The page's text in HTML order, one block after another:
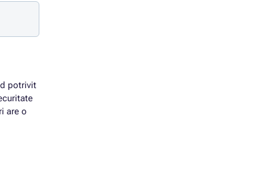
potrivit
are o